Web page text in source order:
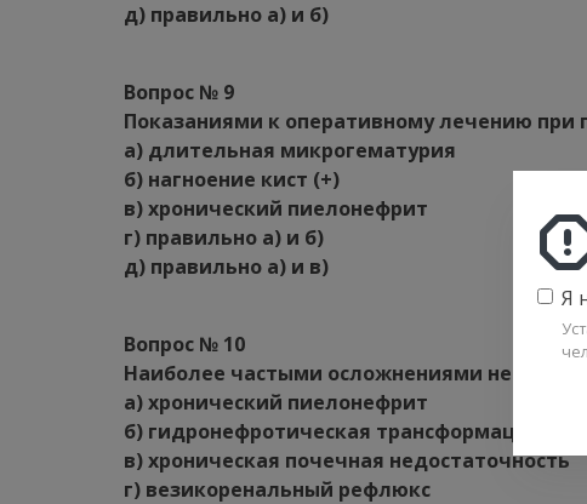
д) правильно а) и б)
Вопрос № 9
Показаниями к оперативному лечению при
а) длительная микрогематурия
б) нагноение кист (+)
в) хронический пиелонефрит
г) правильно а) и б)
д) правильно а) и в)
Вопрос № 10
Наиболее частыми осложнениями
а) хронический пиелонефрит
б) гидронефротическая трансформация
в) хроническая почечная недостаточность
г) везикоренальный рефлюкс
Я